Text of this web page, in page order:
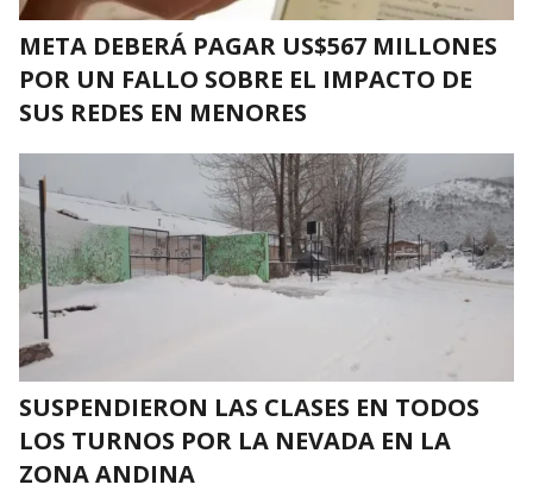
META DEBERÁ PAGAR US$567 MILLONES
POR UN FALLO SOBRE EL IMPACTO DE
SUS REDES EN MENORES
SUSPENDIERON LAS CLASES EN TODOS
LOS TURNOS POR LA NEVADA EN LA
ZONA ANDINA